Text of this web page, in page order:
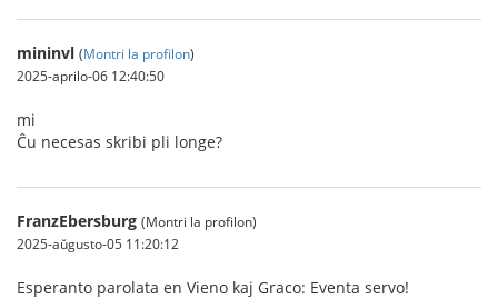
mininvl (Montri la profilon)
2025-aprilo-06 12:40:50
mi
Ĉu necesas skribi pli longe?
FranzEbersburg (Montri la profilon)
2025-aŭgusto-05 11:20:12
Esperanto parolata en Vieno kaj Graco: Eventa servo!